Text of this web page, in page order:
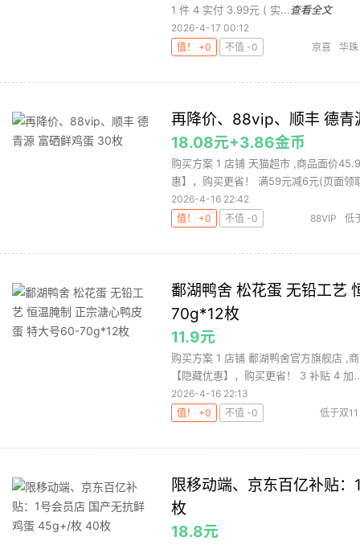
1 件 4 实付 3.99元 ( 实... 查看全文
2026-4-17 00:12
值！ +0
不值 -0 京喜 华珠
再降价、88vip、顺丰 德青
18.08元+3.86金币
购买方案 1 店铺 天猫超市 ,商品面价
惠】，购买更省！ 满59元减6元(页面领
2026-4-16 22:42
值！ +0
不值 -0 88VIP 低
鄱湖鸭舍 松花蛋 无铅工艺
70g*12枚
11.9元
购买方案 1 店铺 鄱湖鸭舍官方旗舰店 ,
【隐藏优惠】，购买更省！ 3 补贴 4 加
2026-4-16 22:13
值！ +0
不值 -0 低于双11
限移动端、京东百亿补贴
枚
18.8元